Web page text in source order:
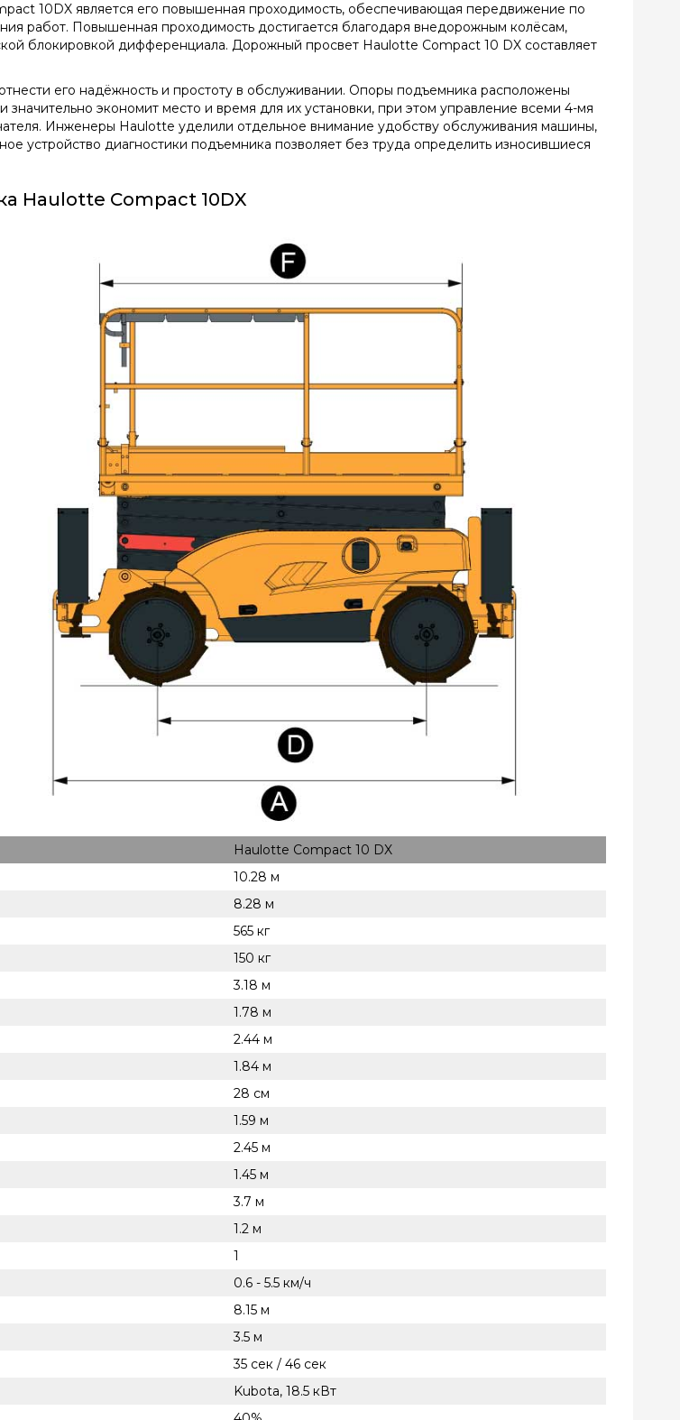
10DX является его повышенная проходимость, обеспечивающая передвижение по
работ. Повышенная проходимость достигается благодаря внедорожным колёсам,
блокировкой дифференциала. Дорожный просвет Haulotte Compact 10 DX составляет
его надёжность и простоту в обслуживании. Опоры подъемника расположены
экономит место и время для их установки, при этом управление всеми 4-мя
Инженеры Haulotte уделили отдельное внимание удобству обслуживания машины,
устройство диагностики подъемника позволяет без труда определить износившиеся
Haulotte Compact 10DX
Haulotte Compact 10 DX
10.28 м
8.28 м
565 кг
150 кг
3.18 м
1.78 м
2.44 м
1.84 м
28 см
1.59 м
2.45 м
1.45 м
3.7 м
1.2 м
1
0.6 - 5.5 км/ч
8.15 м
3.5 м
35 сек / 46 сек
Kubota, 18.5 кВт